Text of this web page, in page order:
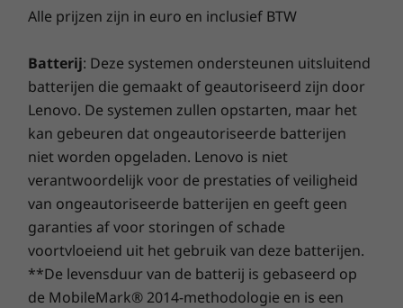
verschillende apparaten moeiteloos
DUURZAAMHEID
Materiaal
PC/ABS (polycarbonaat/acrylonitril-butadieen-styreen)
Certificaten en registraties
EPEAT Gold en
ENERGY STAR ® en 8.0-gecertificeerd
TCO 9.0-gecertificeerd
en
Alle prijzen zijn in euro en inclusief BTW
Batterij: Deze systemen ondersteunen uitsluitend
batterijen die gemaakt of geautoriseerd zijn door
Lenovo. De systemen zullen opstarten, maar het
kan gebeuren dat ongeautoriseerde batterijen
niet worden opgeladen. Lenovo is niet
verantwoordelijk voor de prestaties of veiligheid
van ongeautoriseerde batterijen en geeft geen
garanties af voor storingen of schade
voortvloeiend uit het gebruik van deze batterijen.
**De levensduur van de batterij is gebaseerd op
de MobileMark® 2014-methodologie en is een